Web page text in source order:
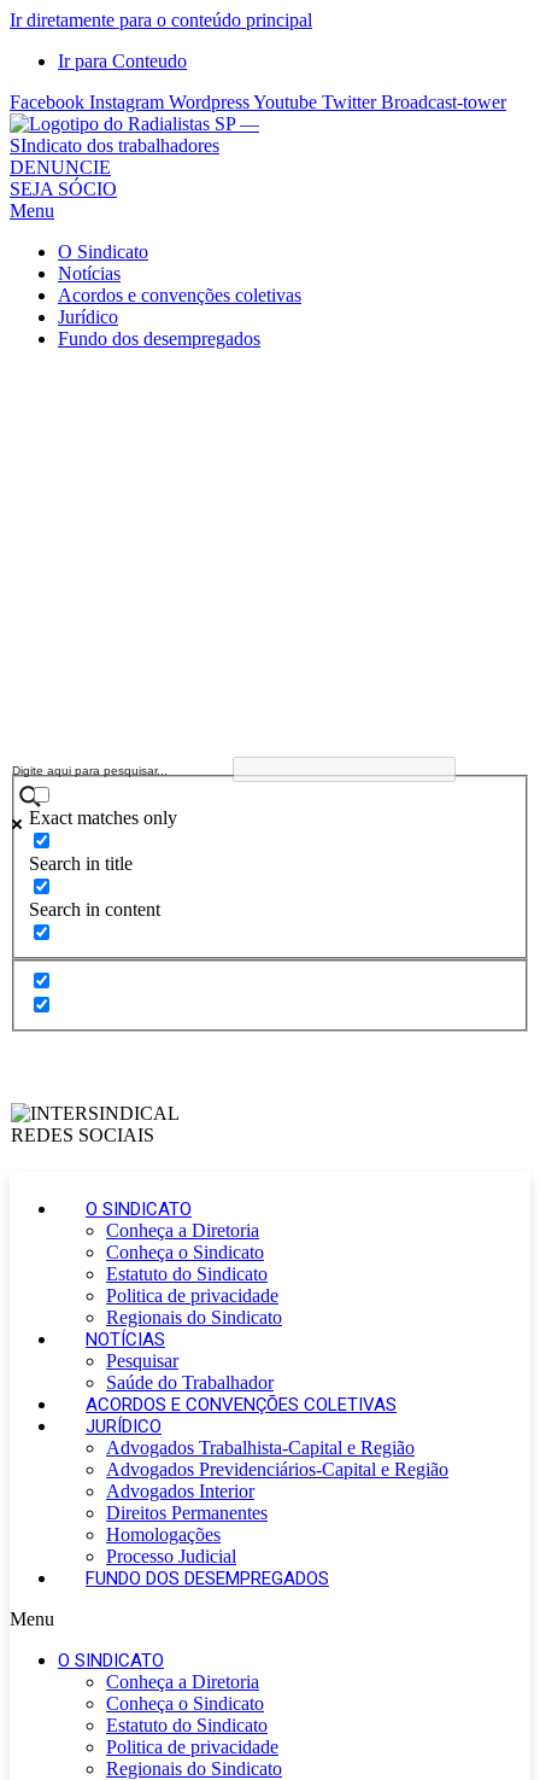
Ir diretamente para o conteúdo principal
Ir para Conteudo
Facebook Instagram WordpressYoutube Twitter Broadcast-tower
Sindicato
dos
Radialistas
São
Paulo
Sindicato
DENUNCIE
SEJA SÓCIO
Menu
O Sindicato
Notícias
Acordos e convenções coletivas
Jurídico
Fundo dos desempregados
Exact matches only
Search in title
Search in content
O SINDICATO
Conheça a Diretoria
Conheça o Sindicato
Estatuto do Sindicato
Politica de privacidade
Regionais do Sindicato
NOTÍCIAS
Pesquisar
Saúde do Trabalhador
ACORDOS E CONVENÇÕES COLETIVAS
JURÍDICO
Advogados Trabalhista-Capital e Região
Advogados Previdenciários-Capital e Região
Advogados Interior
Direitos Permanentes
Homologações
Processo Judicial
FUNDO DOS DESEMPREGADOS
Menu
O SINDICATO
Conheça a Diretoria
Conheça o Sindicato
Estatuto do Sindicato
Politica de privacidade
Regionais do Sindicato